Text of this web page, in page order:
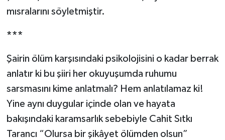
mısralarını söyletmiştir.
***
Şairin ölüm karşısındaki psikolojisini o kadar berrak
anlatır ki bu şiiri her okuyuşumda ruhumu
sarsmasını kime anlatmalı? Hem anlatılamaz ki!
Yine aynı duygular içinde olan ve hayata
bakışındaki karamsarlık sebebiyle Cahit Sıtkı
Tarancı “Olursa bir şikâyet ölümden olsun”